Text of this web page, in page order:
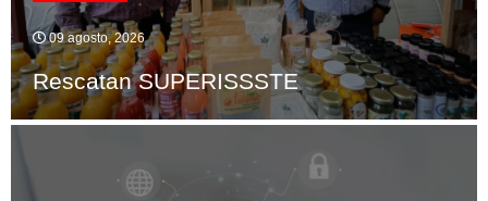
09 agosto, 2026
Rescatan SUPERISSSTE